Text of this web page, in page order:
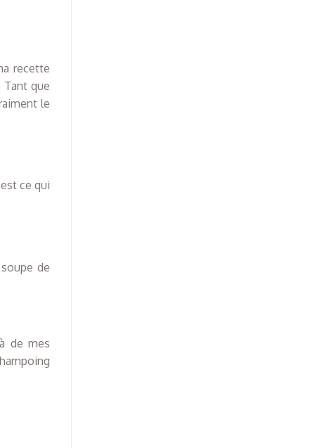
recette
Tant que
le
ce qui
de
de mes